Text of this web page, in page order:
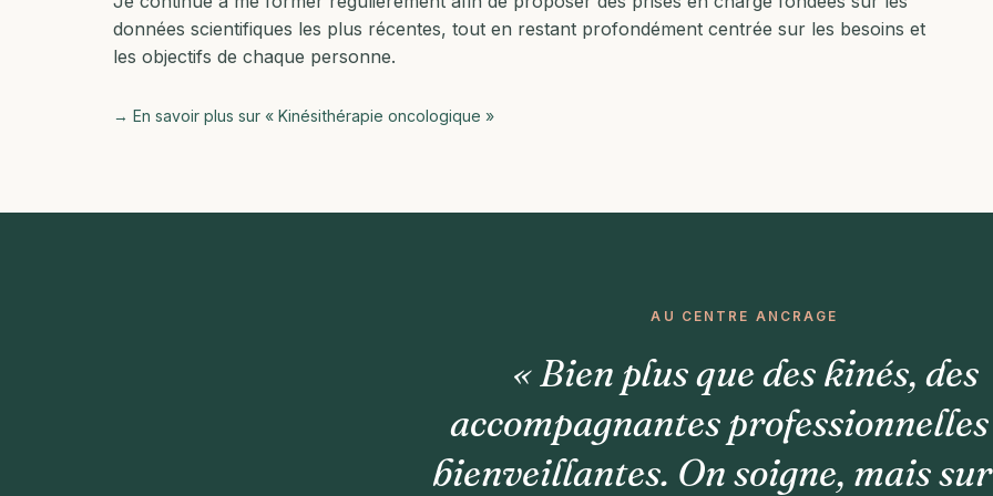
données scientifiques les plus récentes, tout en restant profondément centrée sur les besoins et
les objectifs de chaque personne.
→ En savoir plus sur « Kinésithérapie oncologique »
AU CENTRE ANCRAGE
« Bien plus que des kinés, des
accompagnantes
bienveillantes. On soigne, mais